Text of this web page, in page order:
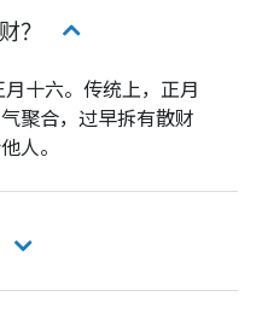
？
十六。传统上，正月
聚合，过早拆有散财
人。